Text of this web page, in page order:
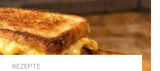
REZEPTE